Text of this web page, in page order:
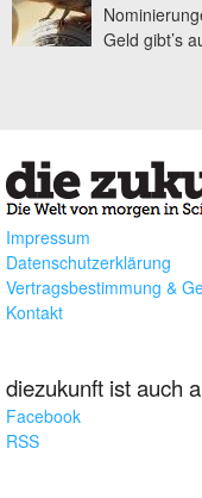
Geld gibt’s
Impressum
Datenschutzerklärung
Vertragsbestimmung &
Kontakt
diezukunft ist auch
Facebook
RSS